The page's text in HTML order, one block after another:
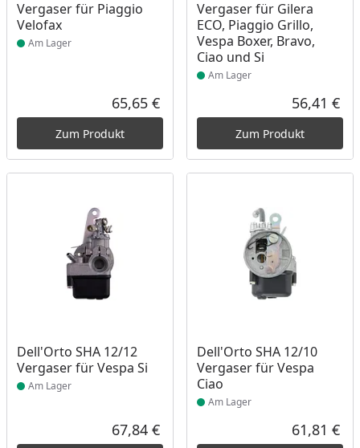
Vergaser für Piaggio
Velofax
Am Lager
Aktueller Preis
65,65 €
Zum Produkt
Vergaser für Gilera
ECO, Piaggio Grillo,
Vespa Boxer, Bravo,
Ciao und Si
Am Lager
56,41 €
Zum Produkt
Dell'Orto SHA 12/12
Vergaser für Vespa Si
Produkt am Lager
Am Lager
Aktueller Preis
67,84 €
Dell'Orto SHA 12/10
Vergaser für Vespa
Ciao
Produkt am Lager
Am Lager
61,81 €